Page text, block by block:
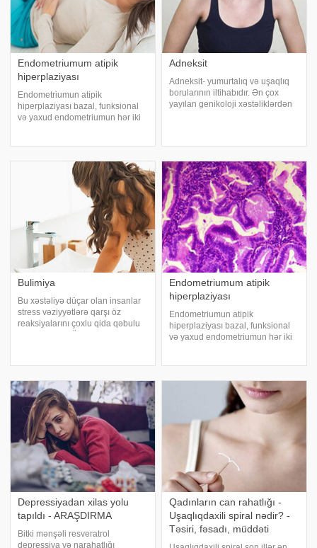
Endometriumum atipik
hiperplaziyası
Endometriumun atipik
hiperplaziyası bazal, funksional
və yaxud endometriumun hər iki
eləcə də nazikləşmiş
endometriumd
Adneksit
Adneksit- yumurtalıq və uşaqlıq
borularının iltihabıdır. Ən çox
yayılan genikoloji xəstəliklərdən
Bulimiya
Bu xəstəliyə düçar olan insanlar
stress vəziyyətlərə qarşı öz
reaksiyalarını çoxlu qida qəbulu
qəbul edilməməsi
Endometriumum atipik
hiperplaziyası
Endometriumun atipik
hiperplaziyası bazal, funksional
və yaxud endometriumun hər iki
eləcə də nazikləşmiş
endometriumd
Depressiyadan xilas yolu
tapıldı - ARAŞDIRMA
Bitki mənşəli resveratrol
depressiya və narahatlığı
Qadınların can rahatlığı -
Uşaqlıqdaxili spiral nədir? -
Təsiri, fəsadı, müddəti